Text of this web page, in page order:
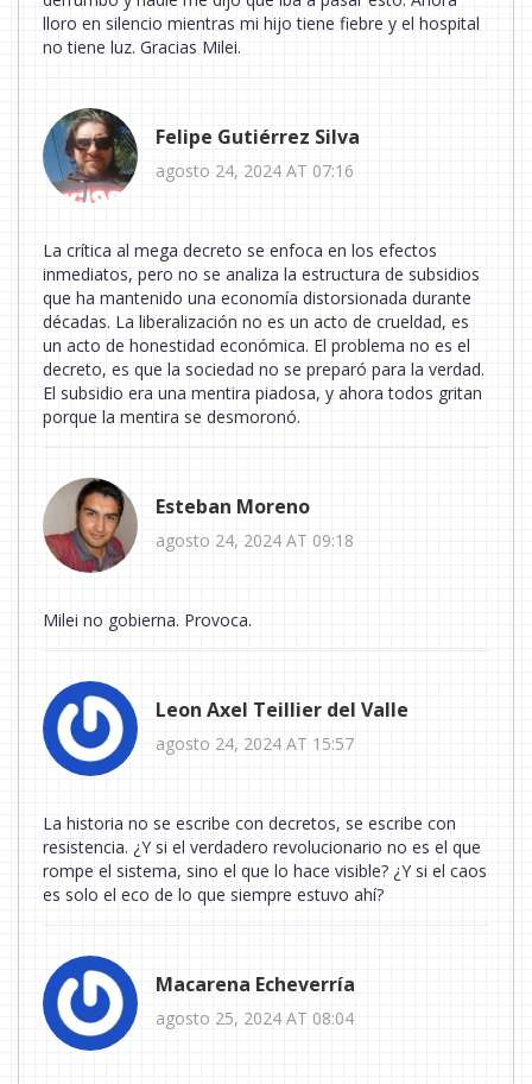
lloro en silencio mientras mi hijo tiene fiebre y el hospital
no tiene luz. Gracias Milei.
Felipe Gutiérrez Silva
agosto 24, 2024 AT 07:16
La crítica al mega decreto se enfoca en los efectos
inmediatos, pero no se analiza la estructura de subsidios
que ha mantenido una economía distorsionada durante
décadas. La liberalización no es un acto de crueldad, es
un acto de honestidad económica. El problema no es el
decreto, es que la sociedad no se preparó para la verdad.
El subsidio era una mentira piadosa, y ahora todos gritan
porque la mentira se desmoronó.
Esteban Moreno
agosto 24, 2024 AT 09:18
Milei no gobierna. Provoca.
Leon Axel Teillier del Valle
agosto 24, 2024 AT 15:57
La historia no se escribe con decretos, se escribe con
resistencia. ¿Y si el verdadero revolucionario no es el que
rompe el sistema, sino el que lo hace visible? ¿Y si el caos
es solo el eco de lo que siempre estuvo ahí?
Macarena Echeverría
agosto 25, 2024 AT 08:04